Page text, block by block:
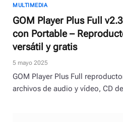
MULTIMEDIA
GOM Player Plus Full
con Portable –
versátil y gratis
5 mayo 2025
GOM Player Plus Full
archivos de audio y vídeo, CD